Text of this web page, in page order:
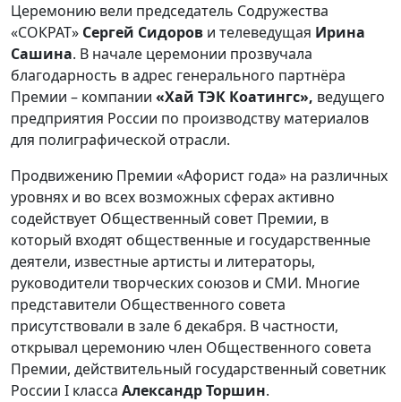
Церемонию вели председатель Содружества
«СОКРАТ» Сергей Сидоров и телеведущая Ирина
Сашина. В начале церемонии прозвучала
благодарность в адрес генерального партнёра
Премии – компании «Хай ТЭК Коатингс», ведущего
предприятия России по производству материалов
для полиграфической отрасли.
Продвижению Премии «Афорист года» на различных
уровнях и во всех возможных сферах активно
содействует Общественный совет Премии, в
который входят общественные и государственные
деятели, известные артисты и литераторы,
руководители творческих союзов и СМИ. Многие
представители Общественного совета
присутствовали в зале 6 декабря. В частности,
открывал церемонию член Общественного совета
Премии, действительный государственный советник
России I класса Александр Торшин.